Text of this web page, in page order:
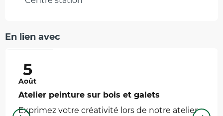
En lien avec
Gratuit
5
Août
Atelier peinture sur bois et galets
Exprimez votre créativité lors de notre atelier